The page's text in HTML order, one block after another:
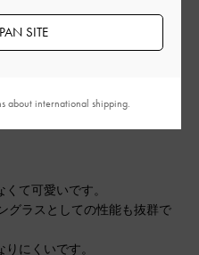
て可愛いです。
グラスとしての性能も抜群で
にくいです。
SITE
about international shipping.